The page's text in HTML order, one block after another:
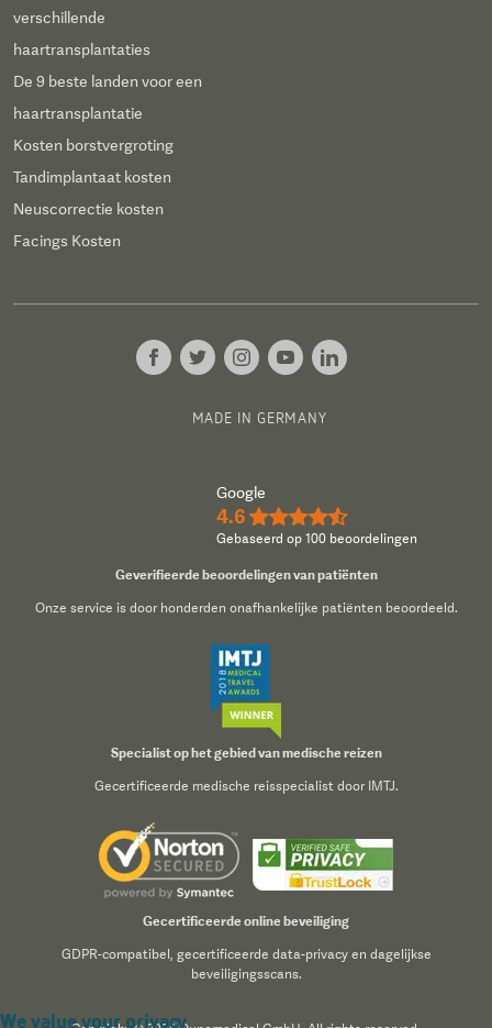
verschillende
haartransplantaties
De 9 beste landen voor een
haartransplantatie
Kosten borstvergroting
Tandimplantaat kosten
Neuscorrectie kosten
Facings Kosten
MADE IN GERMANY
Google
4.6 ★★★★½
Gebaseerd op 100 beoordelingen
Geverifieerde beoordelingen van patiënten
Onze service is door honderden onafhankelijke patiënten beoordeeld.
Specialist op het gebied van medische reizen
Gecertificeerde medische reisspecialist door IMTJ.
Gecertificeerde online beveiliging
GDPR-compatibel, gecertificeerde data-privacy en dagelijkse
beveiligingsscans.
We value your privacy